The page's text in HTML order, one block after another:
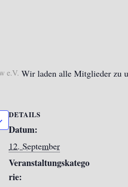
e.V. Wir laden alle Mitglieder zu
DETAILS
Datum:
12. September
Veranstaltungskatego
rie: